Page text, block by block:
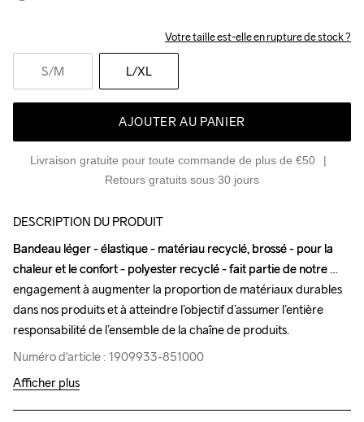
Votre taille est-elle en rupture de stock ?
S/M L/XL
AJOUTER AU PANIER
Livraison gratuite pour toute commande de plus de €50
Retours gratuits sous 30 jours
DESCRIPTION DU PRODUIT
Bandeau léger - élastique - matériau recyclé, brossé - pour la
chaleur et le confort - polyester recyclé - fait partie de notre
engagement à augmenter la proportion de matériaux durables
dans nos produits et à atteindre l’objectif d’assumer l’entière
responsabilité de l’ensemble de la chaîne de produits.
Numéro d'article : 1909933-851000
Bandeau léger - élastique - matériau recyclé, brossé - pour la
chaleur et le confort - polyester recyclé - fait partie de notre
engagement à augmenter la proportion de matériaux durables
dans nos produits et à atteindre l’objectif d’assumer l’entière
responsabilité de l’ensemble de la chaîne de produits.
Numéro d'article : 1909933-851000
Afficher plus